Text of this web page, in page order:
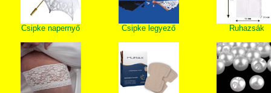
Csipke napernyő Csipke legyező Ruhazsák